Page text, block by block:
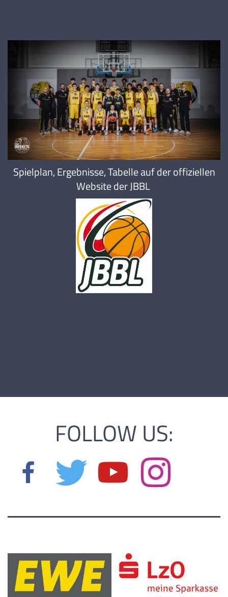
Bruno Walz
28.10.2008 |197 cm |Center |
Clemens Bökesch
12.10.2009 |196 cm |Forward |
189 cm | Guard |
Hamidou Barry
17.07.2009 |
190 cm | Forward |
Spielplan, Ergebnisse, Tabelle auf der offiziellen
Website der JBBL:
FOLLOW US: